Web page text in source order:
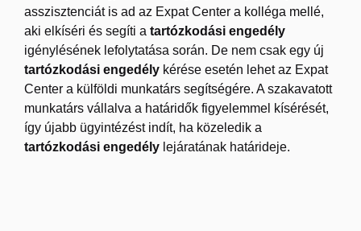
asszisztenciát is ad az Expat Center a kolléga mellé,
aki elkíséri és segíti a tartózkodási engedély
igénylésének lefolytatása során. De nem csak egy új
tartózkodási engedély kérése esetén lehet az Expat
Center a külföldi munkatárs segítségére. A szakavatott
munkatárs vállalva a határidők figyelemmel kísérését,
így újabb ügyintézést indít, ha közeledik a
tartózkodási engedély lejáratának határideje.